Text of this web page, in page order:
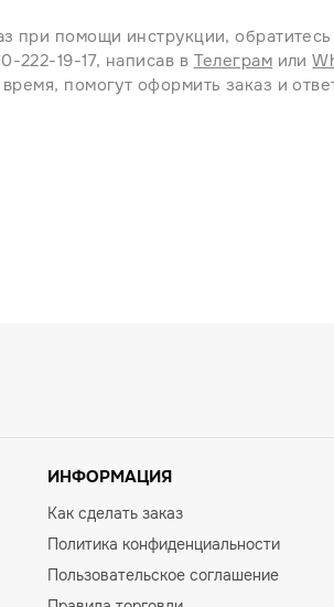
при помощи инструкции,
222-19-17, написав в Телеграм или
помогут оформить заказ и
ИНФОРМАЦИЯ
Как сделать заказ
Политика конфиденциальности
Пользовательское соглашение